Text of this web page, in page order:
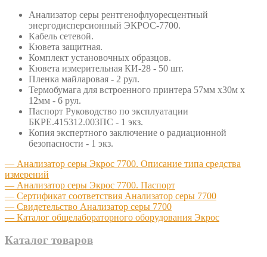
Анализатор серы рентгенофлуоресцентный
энергодисперсионный ЭКРОС-7700.
Кабель сетевой.
Кювета защитная.
Комплект установочных образцов.
Кювета измерительная КИ-28 - 50 шт.
Пленка майларовая - 2 рул.
Термобумага для встроенного принтера 57мм х30м х
12мм - 6 рул.
Паспорт Руководство по эксплуатации
БКРЕ.415312.003ПС - 1 экз.
Копия экспертного заключение о радиационной
безопасности - 1 экз.
— Анализатор серы Экрос 7700. Описание типа средства
измерений
— Анализатор серы Экрос 7700. Паспорт
— Сертификат соответствия Анализатор серы 7700
— Свидетельство Анализатор серы 7700
— Каталог общелабораторного оборудования Экрос
Каталог товаров